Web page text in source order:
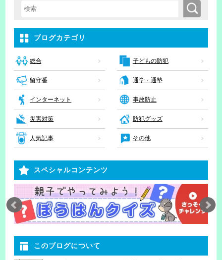
検索キーワード入力 検索
ブログカテゴリ
総合 子どもの防犯
留守番 通学・通塾
インターネット 事故防止
災害対策 防犯グッズ
人気記事 その他
スペシャルコンテンツ
このブログについて